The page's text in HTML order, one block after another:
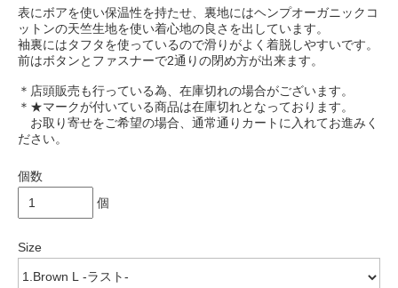
表にボアを使い保温性を持たせ、裏地にはヘンプオーガニックコ
ットンの天竺生地を使い着心地の良さを出しています。
袖裏にはタフタを使っているので滑りがよく着脱しやすいです。
前はボタンとファスナーで2通りの閉め方が出来ます。
＊店頭販売も行っている為、在庫切れの場合がございます。
＊★マークが付いている商品は在庫切れとなっております。
お取り寄せをご希望の場合、通常通りカートに入れてお進みく
ださい。
個数
個
Size